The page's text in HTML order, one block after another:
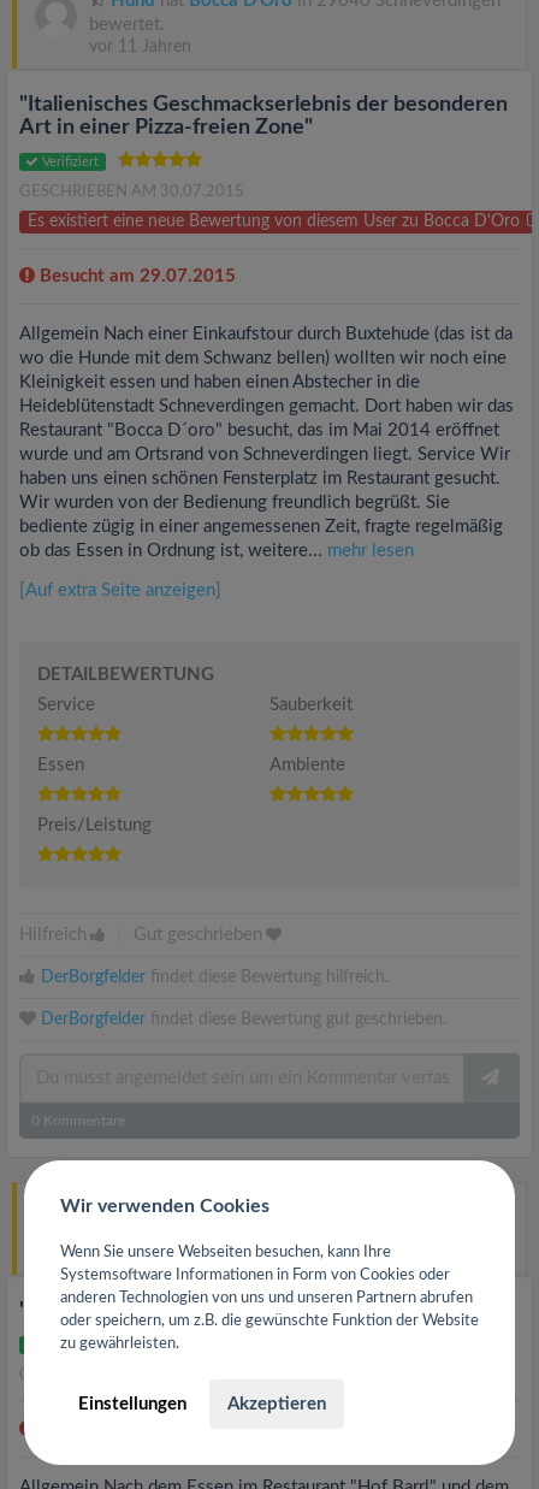
bewertet.
vor 11 Jahren
"Italienisches Geschmackserlebnis der besonderen
Art in einer Pizza-freien Zone"
Verifiziert
GESCHRIEBEN AM 30.07.2015
Es existiert eine neue Bewertung von diesem User zu Bocca D'Oro
Besucht am 29.07.2015
Allgemein Nach einer Einkaufstour durch Buxtehude (das ist da
wo die Hunde mit dem Schwanz bellen) wollten wir noch eine
Kleinigkeit essen und haben einen Abstecher in die
Heideblütenstadt Schneverdingen gemacht. Dort haben wir das
Restaurant "Bocca D´oro" besucht, das im Mai 2014 eröffnet
wurde und am Ortsrand von Schneverdingen liegt. Service Wir
haben uns einen schönen Fensterplatz im Restaurant gesucht.
Wir wurden von der Bedienung freundlich begrüßt. Sie
bediente zügig in einer angemessenen Zeit, fragte regelmäßig
ob das Essen in Ordnung ist, weitere... mehr lesen
[Auf extra Seite anzeigen]
DETAILBEWERTUNG
Service
Sauberkeit
Essen Ambiente
Preis/Leistung
Hilfreich Gut geschrieben
DerBorgfelder findet diese Bewertung hilfreich.
DerBorgfelder findet diese Bewertung gut geschrieben.
0 Kommentare
HundhatEiscafé Cortina
vor 11 Jahren
"Erstes Eiscafe am Platz"
Verifiziert
GESCHRIEBEN AM 08.07.2015
Wir verwenden Cookies
Wenn Sie unsere Webseiten besuchen, kann Ihre
Systemsoftware Informationen in Form von Cookies oder
anderen Technologien von uns und unseren Partnern abrufen
oder speichern, um z.B. die gewünschte Funktion der Website
zu gewährleisten.
Einstellungen Akzeptieren